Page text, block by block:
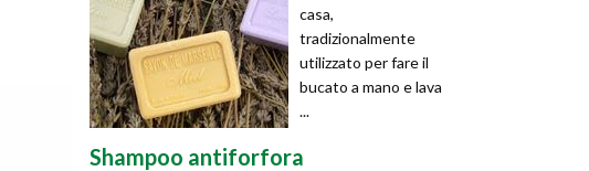
casa,
tradizionalmente
utilizzato per fare il
bucato a mano e lava
...
Shampoo antiforfora